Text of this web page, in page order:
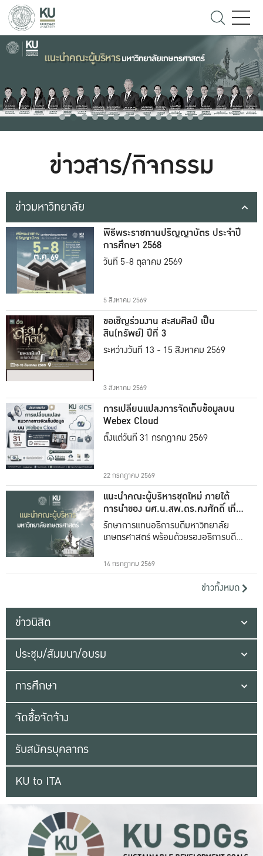
ข่าวสาร/กิจกรรม
ข่าวมหาวิทยาลัย
พิธีพระราชทานปริญญาบัตร ประจำปี
การศึกษา 2568
วันที่ 5-8 ตุลาคม 2569
5 สิงหาคม 2569
ขอเชิญร่วมงาน สะสมศิลป์ เป็น
สิน(ทรัพย์) ปีที่ 3
ระหว่างวันที่ 13 - 15 สิงหาคม 2569
3 สิงหาคม 2569
การเปลี่ยนแปลงการจัดเก็บข้อมูลบน
Webex Cloud
ตั้งแต่วันที่ 31 กรกฎาคม 2569
22 กรกฎาคม 2569
แนะนำคณะผู้บริหารชุดใหม่ ภายใต้
การนำของ ผศ.น.สพ.ดร.คงศักดิ์ เที่ยง
ธรรม
รักษาการแทนอธิการบดีมหาวิทยาลัย
เกษตรศาสตร์ พร้อมด้วยรองอธิการบดีทั้ง
14 กรกฎาคม 2569
ข่าวทั้งหมด
ข่าวนิสิต
ประชุม/สัมมนา/อบรม
การศึกษา
จัดซื้อจัดจ้าง
รับสมัครบุคลากร
KU to ITA